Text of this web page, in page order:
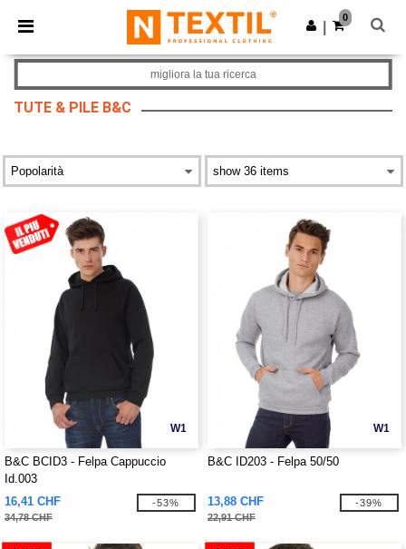
× App Ntextil
Prezzi migliori sull'app!
Scarica app
0
TUTE & PILE B&C
migliora la tua ricerca
W1
B&C BCID3 - Felpa Cappuccio
Id.003
16,41 CHF
34,78 CHF
-53%
W1
B&C ID203 - Felpa 50/50
13,88 CHF
22,91 CHF
-39%